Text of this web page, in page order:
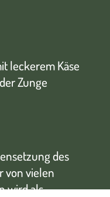
leckerem Käse
Zunge
des
von vielen
wird als